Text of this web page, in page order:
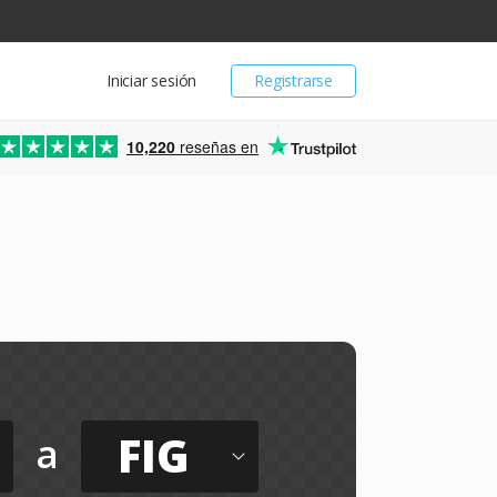
Registrarse
Iniciar sesión
10,220 reseñas en
a FIG